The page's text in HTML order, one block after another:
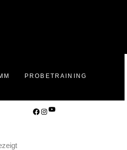
PROBETRAINING
Facebook
Instagram
YouTube